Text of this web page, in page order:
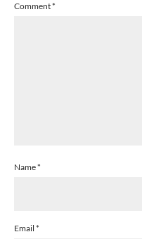
Comment*
Name*
Email *